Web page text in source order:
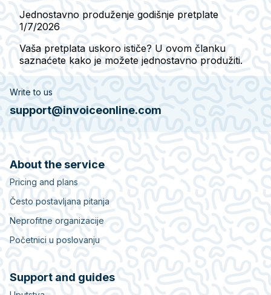
Jednostavno produženje godišnje pretplate
1/7/2026
Vaša pretplata uskoro ističe? U ovom članku
saznaćete kako je možete jednostavno produžiti.
Write to us
support@invoiceonline.com
About the service
Pricing and plans
Često postavljana pitanja
Neprofitne organizacije
Početnici u poslovanju
Support and guides